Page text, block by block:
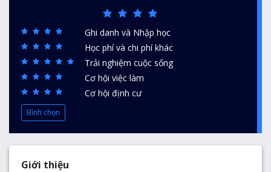
Ghi danh và Nhập học
Học phí và chi phí khác
Trải nghiệm cuộc sống
Cơ hội việc làm
Cơ hội định cư
Bình chọn
Giới thiệu